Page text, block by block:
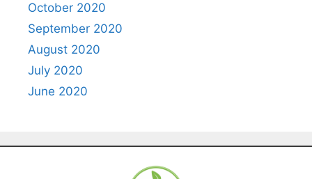
October 2020
September 2020
August 2020
July 2020
June 2020